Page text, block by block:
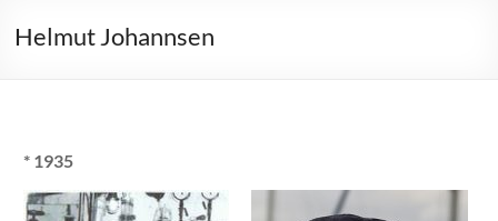
Helmut Johannsen
* 1935